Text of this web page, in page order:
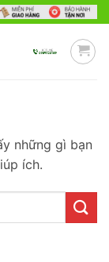
những gì bạn
ích.